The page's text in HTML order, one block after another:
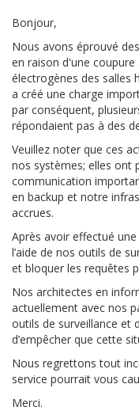
Bonjour,
Nous avons éprouvé
en raison d'une
électrogènes des salles
a créé une charge
par conséquent,
répondaient pas à des
Veuillez noter que ces
nos systèmes; elles ont
communication
en backup et notre
accrues.
Après avoir effectué
l’aide de nos outils de
et bloquer les requêtes
Nos architectes en
actuellement avec nos
outils de surveillance et
d’empêcher que cette
Nous regrettons tout
service pourrait vous
Merci.